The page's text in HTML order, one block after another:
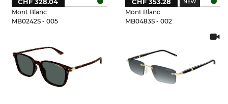
Mont Blanc
MB0242S - 005
CHF 328.04
Mont Blanc
MB0483S - 002
CHF 353.28